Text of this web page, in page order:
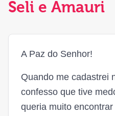
Seli e Amauri
A Paz do Senhor!
Quando me cadastrei
confesso que tive
queria muito